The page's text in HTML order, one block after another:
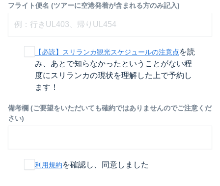
フライト便名 (ツアーに空港発着が含まれる方のみ記入)
【必読】スリランカ観光スケジュールの注意点を読
み、あとで知らなかったということがない程
度にスリランカの現状を理解した上で予約し
ます！
備考欄 (ご要望をいただいても確約ではありませんのでご注意くだ
さい)
利用規約を確認し、同意しました